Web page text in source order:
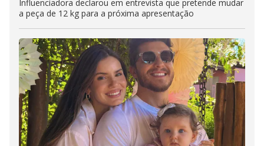
Influenciadora declarou em entrevista que pretende mudar
a peça de 12 kg para a próxima apresentação